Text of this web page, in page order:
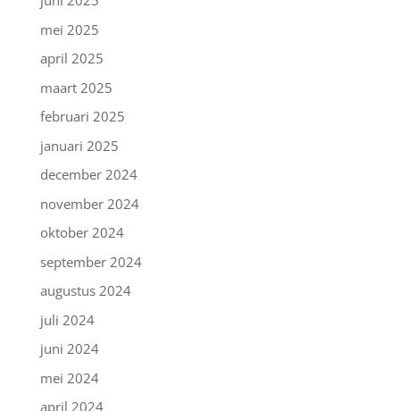
mei 2025
april 2025
maart 2025
februari 2025
januari 2025
december 2024
november 2024
oktober 2024
september 2024
augustus 2024
juli 2024
juni 2024
mei 2024
april 2024